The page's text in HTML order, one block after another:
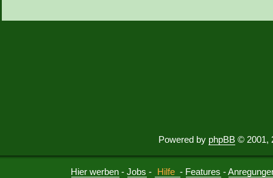
Powered by phpBB © 2001,
Hier werben -Jobs - Hilfe - Features -